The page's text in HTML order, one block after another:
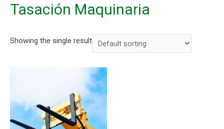
Tasación Maquinaria
Showing the single result